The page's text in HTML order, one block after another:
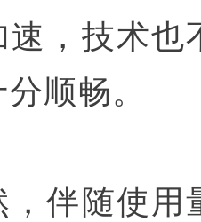
速，技术也
顺畅。
，伴随使用